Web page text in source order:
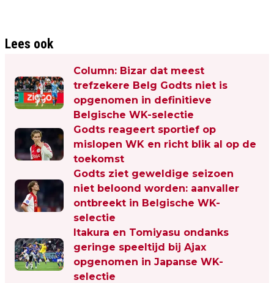
Lees ook
Column: Bizar dat meest
trefzekere Belg Godts niet is
opgenomen in definitieve
Belgische WK-selectie
Godts reageert sportief op
mislopen WK en richt blik al op de
toekomst
Godts ziet geweldige seizoen
niet beloond worden: aanvaller
ontbreekt in Belgische WK-
selectie
Itakura en Tomiyasu ondanks
geringe speeltijd bij Ajax
opgenomen in Japanse WK-
selectie